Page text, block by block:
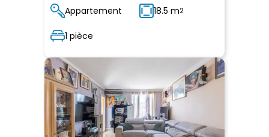
Appartement 18.5 m2
1 pièce